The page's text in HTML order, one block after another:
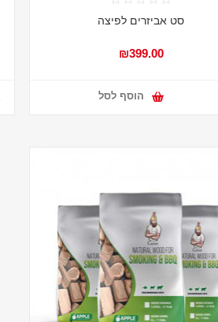
סט אביזרים לפיצה
₪399.00
הוסף לסל